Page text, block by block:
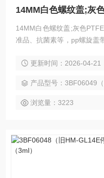
14MM白色螺纹盖;灰
14MM白色螺纹盖;灰色PTFE垫 用于药物分装、生物制
准品、抗菌素等，pp螺旋盖
胶垫片 用于药物分装、生物
抗菌素等，pp螺旋盖带
更新时间：2026-04-21
产品型号：3BF06049
浏览量：3223